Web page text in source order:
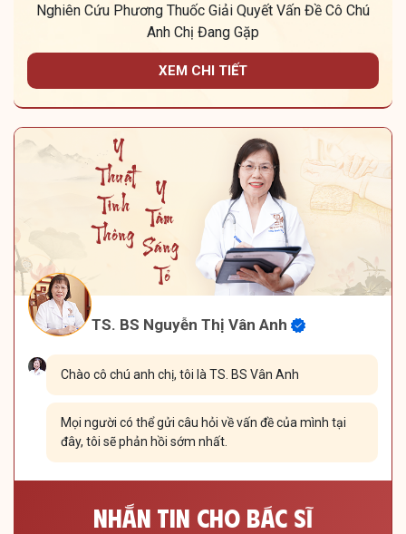
Nghiên Cứu Phương Thuốc Giải Quyết Vấn Đề Cô Chú
Anh Chị Đang Gặp
XEM CHI TIẾT
TS. BS Nguyễn Thị Vân Anh
Chào cô chú anh chị, tôi là TS. BS Vân Anh
Mọi người có thể gửi câu hỏi về vấn đề của mình tại
đây, tôi sẽ phản hồi sớm nhất.
Nhắn Tin Cho Bác Sĩ